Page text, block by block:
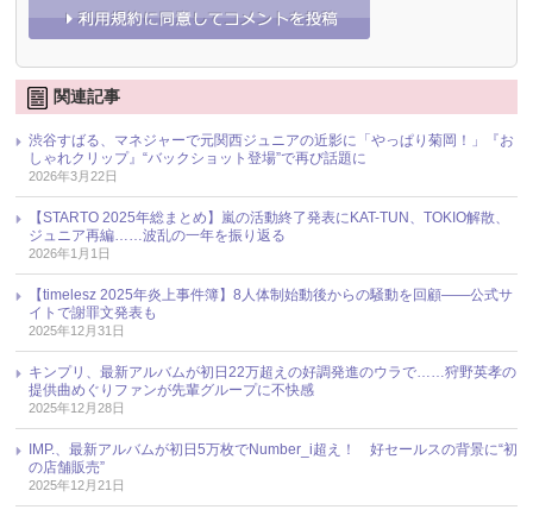
関連記事
渋谷すばる、マネジャーで元関西ジュニアの近影に「やっぱり菊岡！」『お
しゃれクリップ』“バックショット登場”で再び話題に
2026年3月22日
【STARTO 2025年総まとめ】嵐の活動終了発表にKAT-TUN、TOKIO解散、
ジュニア再編……波乱の一年を振り返る
2026年1月1日
【timelesz 2025年炎上事件簿】8人体制始動後からの騒動を回顧――公式サ
イトで謝罪文発表も
2025年12月31日
キンプリ、最新アルバムが初日22万超えの好調発進のウラで……狩野英孝の
提供曲めぐりファンが先輩グループに不快感
2025年12月28日
IMP.、最新アルバムが初日5万枚でNumber_i超え！ 好セールスの背景に“初
の店舗販売”
2025年12月21日